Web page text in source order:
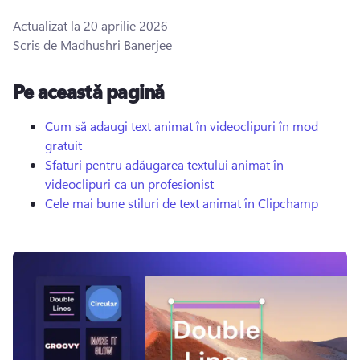
Conectați-vă
Actualizat la 20 aprilie 2026
Scris de Madhushri Banerjee
Pe această pagină
Cum să adaugi text animat în videoclipuri în mod
gratuit
Sfaturi pentru adăugarea textului animat în
videoclipuri ca un profesionist
Cele mai bune stiluri de text animat în Clipchamp